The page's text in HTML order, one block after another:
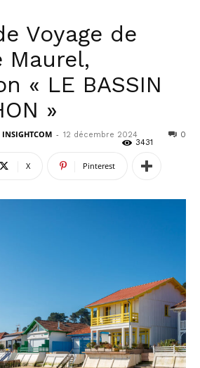
Voyage de
Maurel,
« LE BASSIN
»
- 12 décembre 2024
0
3431
X Pinterest